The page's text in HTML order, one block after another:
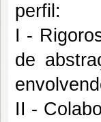
perfil:
I -
de
II -